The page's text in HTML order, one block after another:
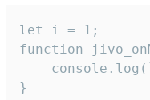
let i = 1;
function
}